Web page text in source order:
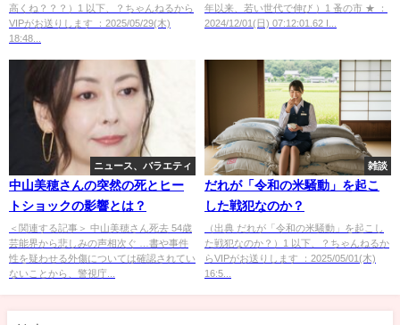
高くね？？？）1 以下、？ちゃんねるから
VIPがお送りします ：2025/05/29(木)
18:48...
年以来、若い世代で伸び ）1 蚤の市 ★ ：
2024/12/01(日) 07:12:01.62 I...
ニュース、バラエティ
中山美穂さんの突然の死とヒー
トショックの影響とは？
＜関連する記事＞ 中山美穂さん死去 54歳
芸能界から悲しみの声相次ぐ …書や事件
性を疑わせる外傷については確認されてい
ないことから、警視庁...
雑談
だれが「令和の米騒動」を起こ
した戦犯なのか？
（出典 だれが「令和の米騒動」を起こし
た戦犯なのか？）1 以下、？ちゃんねるか
らVIPがお送りします ：2025/05/01(木)
16:5...